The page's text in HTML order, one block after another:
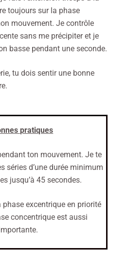
toujours sur la phase
mouvement. Je contrôle
sans me précipiter et je
basse pendant une seconde.
tu dois sentir une bonne
pratiques
ton mouvement. Je te
séries d’une durée minimum
jusqu’à 45 secondes.
phase excentrique en priorité
concentrique est aussi